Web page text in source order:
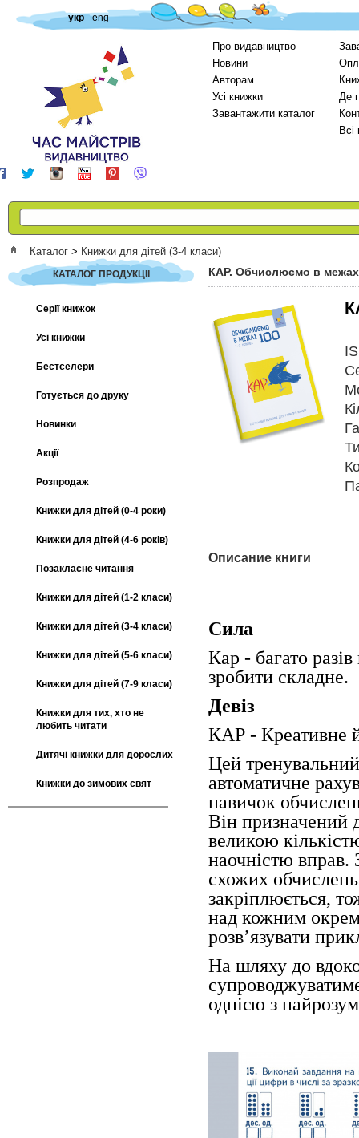
укр eng
Про видавництво
Новини
Авторам
Усі книжки
Завантажити каталог
Де
Каталог > Книжки для дітей (3-4 класи)
КАТАЛОГ ПРОДУКЦІЇ
Серії книжок
Усі книжки
Бестселери
Готується до друку
Новинки
Акції
Розпродаж
Книжки для дітей (0-4 роки)
Книжки для дітей (4-6 років)
Позакласне читання
Книжки для дітей (1-2 класи)
Книжки для дітей (3-4 класи)
Книжки для дітей (5-6 класи)
Книжки для дітей (7-9 класи)
Книжки для тих, хто не
любить читати
Дитячі книжки для дорослих
Книжки до зимових свят
КАР. Обчислюємо в
Описание книги
Сила
Кар - багато
зробити складне.
Девіз
КАР - Креативне
Цей
автоматичне
навичок
Він призначений
великою
наочністю вправ.
схожих обчислень
закріплюється,
над кожним
розв’язувати
На шляху до
однією з